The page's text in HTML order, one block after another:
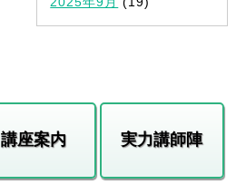
講座案内 実力講師陣